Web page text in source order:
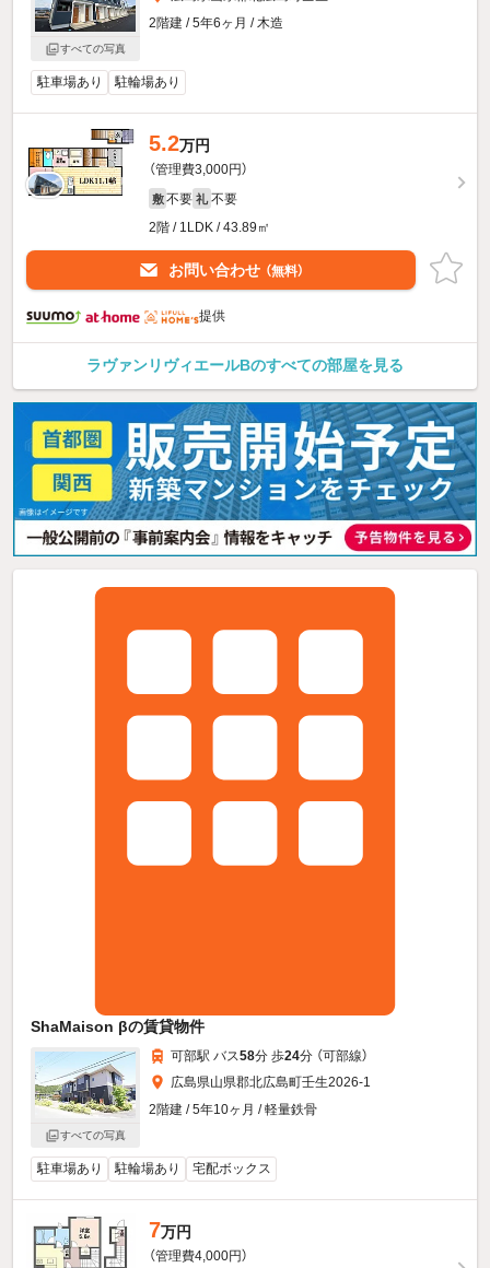
すべての写真
2階建 / 5年6ヶ月 / 木造
駐車場あり 駐輪場あり
5.2万円
（管理費3,000円）
敷 不要 礼 不要
2階 / 1LDK / 43.89㎡
お問い合わせ （無料）
提供
ラヴァンリヴィエールBのすべての部屋を見る
ShaMaison βの賃貸物件
すべての写真
可部駅 バス58分 歩24分 （可部線）
広島県山県郡北広島町壬生2026-1
2階建 / 5年10ヶ月 / 軽量鉄骨
駐車場あり 駐輪場あり 宅配ボックス
7万円
（管理費4,000円）